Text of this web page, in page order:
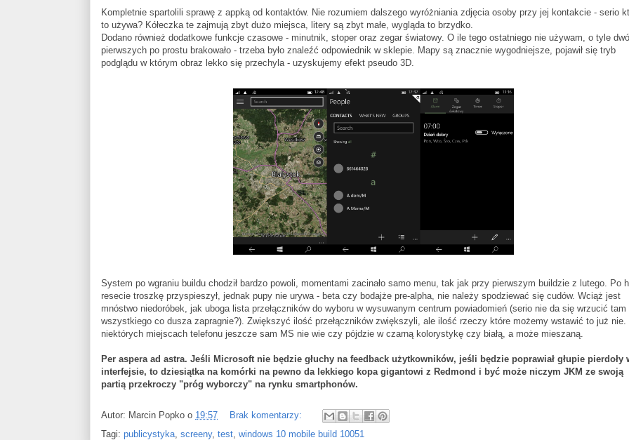
Kompletnie spartolili sprawę z appką od kontaktów. Nie rozumiem dalszego wyróżniania zdjęcia osoby przy jej kontakcie - serio
to używa? Kółeczka te zajmują zbyt dużo miejsca, litery są zbyt małe, wygląda to brzydko.
Dodano również dodatkowe funkcje czasowe - minutnik, stoper oraz zegar światowy. O ile tego ostatniego nie używam, o tyle
pierwszych po prostu brakowało - trzeba było znaleźć odpowiednik w sklepie. Mapy są znacznie wygodniejsze, pojawił się tryb
podglądu w którym obraz lekko się przechyla - uzyskujemy efekt pseudo 3D.
System po wgraniu buildu chodził bardzo powoli, momentami zacinało samo menu, tak jak przy pierwszym buildzie z lutego. Po
resecie troszkę przyspieszył, jednak pupy nie urywa - beta czy bodajże pre-alpha, nie należy spodziewać się cudów. Wciąż jest
mnóstwo niedoróbek, jak uboga lista przełączników do wyboru w wysuwanym centrum powiadomień (serio nie da się wrzucić tam
wszystkiego co dusza zapragnie?). Zwiększyć ilość przełączników zwiększyli, ale ilość rzeczy które możemy wstawić to już nie.
niektórych miejscach telefonu jeszcze sam MS nie wie czy pójdzie w czarną kolorystykę czy białą, a może mieszaną.
Per aspera ad astra. Jeśli Microsoft nie będzie głuchy na feedback użytkowników, jeśli będzie poprawiał głupie pierdoły
interfejsie, to dziesiątka na komórki na pewno da lekkiego kopa gigantowi z Redmond i być może niczym JKM ze swoją
partią przekroczy "próg wyborczy" na rynku smartphonów.
Autor: Marcin Popko o 19:57
Brak komentarzy:
Tagi: publicystyka, screeny, test, windows 10 mobile build 10051